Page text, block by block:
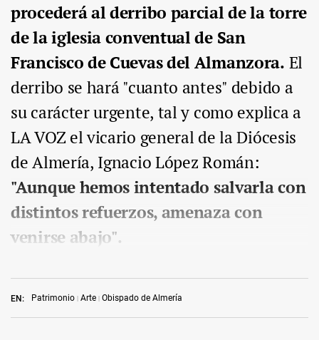
EN: Patrimonio Arte Obispado de Almería
procederá al derribo parcial de la torre
de la iglesia conventual de San
Francisco de Cuevas del Almanzora. El
derribo se hará "cuanto antes" debido a
su carácter urgente, tal y como explica a
LA VOZ el vicario general de la Diócesis
de Almería, Ignacio López Román:
"Aunque hemos intentado salvarla con
distintos refuerzos, amenaza con
venirse abajo".